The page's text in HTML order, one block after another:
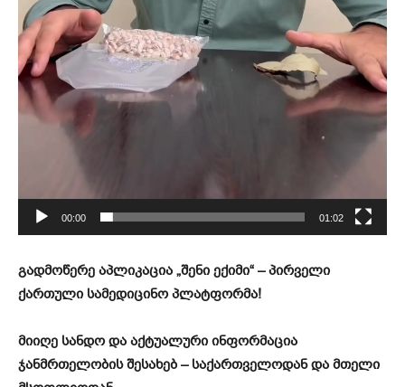
00:00 01:02
გადმოწერე აპლიკაცია „შენი ექიმი“ – პირველი
ქართული სამედიცინო პლატფორმა!
მიიღე სანდო და აქტუალური ინფორმაცია
ჯანმრთელობის შესახებ – საქართველოდან და მთელი